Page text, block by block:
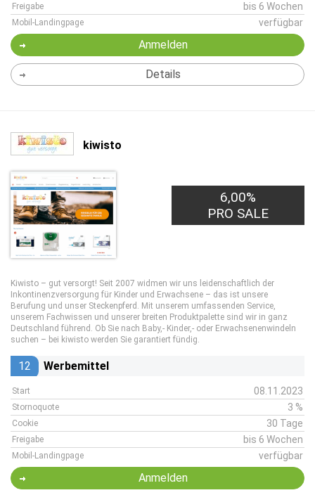
Freigabe bis 6 Wochen
Mobil-Landingpage verfügbar
Anmelden
Details
kiwisto
6,00%
PRO SALE
Kiwisto – gut versorgt! Seit 2007 widmen wir uns leidenschaftlich der
Inkontinenzversorgung für Kinder und Erwachsene – das ist unsere
Berufung und unser Steckenpferd. Mit unserem umfassenden Service,
unserem Fachwissen und unserer breiten Produktpalette sind wir in ganz
Deutschland führend. Ob Sie nach Baby,- Kinder,- oder Erwachsenenwindeln
suchen – bei kiwisto werden Sie garantiert fündig.
12 Werbemittel
Start 08.11.2023
Stornoquote 3 %
Cookie 30 Tage
Freigabe bis 6 Wochen
Mobil-Landingpage verfügbar
Anmelden